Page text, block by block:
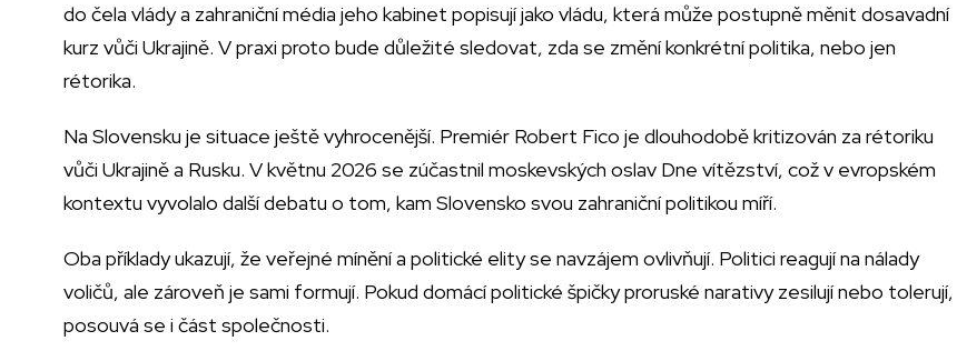
do čela vlády a zahraniční média jeho kabinet popisují jako vládu, která může postupně měnit dosavadní
kurz vůči Ukrajině. V praxi proto bude důležité sledovat, zda se změní konkrétní politika, nebo jen
rétorika.
Na Slovensku je situace ještě vyhrocenější. Premiér Robert Fico je dlouhodobě kritizován za rétoriku
vůči Ukrajině a Rusku. V květnu 2026 se zúčastnil moskevských oslav Dne vítězství, což v evropském
kontextu vyvolalo další debatu o tom, kam Slovensko svou zahraniční politikou míří.
Oba příklady ukazují, že veřejné mínění a politické elity se navzájem ovlivňují. Politici reagují na nálady
voličů, ale zároveň je sami formují. Pokud domácí politické špičky proruské narativy zesilují nebo tolerují,
posouvá se i část společnosti.